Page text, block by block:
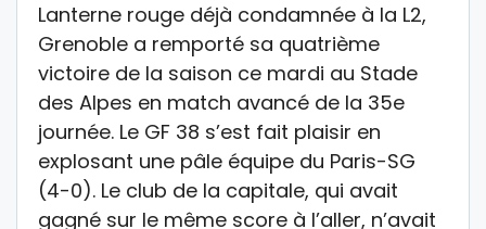
Lanterne rouge déjà condamnée à la L2,
Grenoble a remporté sa quatrième
victoire de la saison ce mardi au Stade
des Alpes en match avancé de la 35e
journée. Le GF 38 s’est fait plaisir en
explosant une pâle équipe du Paris-SG
(4-0). Le club de la capitale, qui avait
gagné sur le même score à l’aller, n’avait